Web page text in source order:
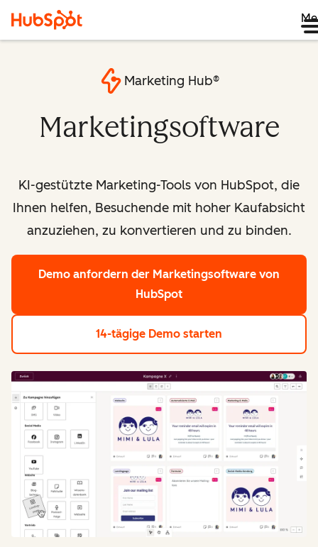
Marketing Hub®
Marketingsoftware
KI-gestützte Marketing-Tools von HubSpot, die
Ihnen helfen, Besuchende mit hoher Kaufabsicht
anzuziehen, zu konvertieren und zu binden.
Demo anfordern der Marketingsoftware von
HubSpot
14-tägige Demo starten